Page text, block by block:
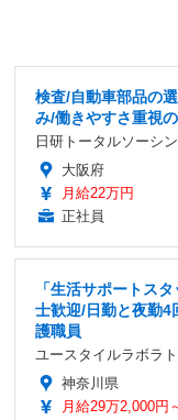
検査/自動車部品の
み/働きやすさ重視
日研トータルソーシ
大阪府
月給22万円
正社員
「生活サポートス
士歓迎/日勤と夜勤4
護職員
ユースタイルラボラ
神奈川県
月給29万2,000円